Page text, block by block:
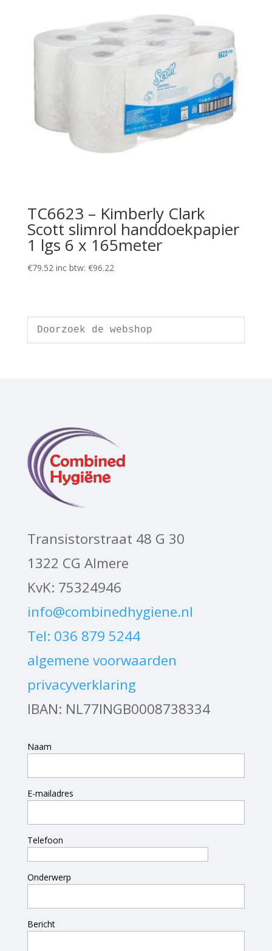
TC6623 – Kimberly Clark
Scott slimrol handdoekpapier
1 lgs 6 x 165meter
€79.52 inc btw: €96.22
Transistorstraat 48 G 30
1322 CG Almere
KvK: 75324946
info@combinedhygiene.nl
Tel: 036 879 5244
algemene voorwaarden
privacyverklaring
IBAN: NL77INGB0008738334
Naam
E-mailadres
Telefoon
Onderwerp
Bericht